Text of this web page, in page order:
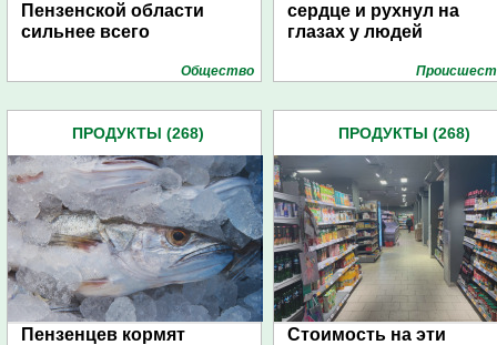
Пензенской области
сильнее всего
Общество
сердце и рухнул на
глазах у людей
ПРОДУКТЫ (268)
Пензенцев кормят
ПРОДУКТЫ (268)
Стоимость на эти